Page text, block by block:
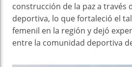
construcción de la paz a través
deportiva, lo que fortaleció el
femenil en la región y dejó
entre la comunidad deportiva